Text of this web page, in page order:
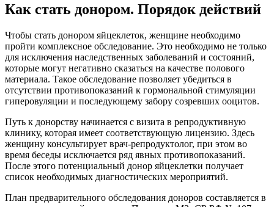
Как стать донором. Порядок действий
Чтобы стать донором яйцеклеток, женщине необходимо
пройти комплексное обследование. Это необходимо не только
для исключения наследственных заболеваний и состояний,
которые могут негативно сказаться на качестве полового
материала. Такое обследование позволяет убедиться в
отсутствии противопоказаний к гормональной стимуляции
гиперовуляции и последующему забору созревших ооцитов.
Путь к донорству начинается с визита в репродуктивную
клинику, которая имеет соответствующую лицензию. Здесь
женщину консультирует врач-репродуктолог, при этом во
время беседы исключается ряд явных противопоказаний.
После этого потенциальный донор яйцеклетки получает
список необходимых диагностических мероприятий.
План предварительного обследования доноров составляется в